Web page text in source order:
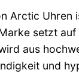
Arctic Uhren
setzt
aus
und